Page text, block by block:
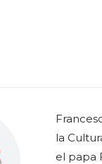
la
el papa